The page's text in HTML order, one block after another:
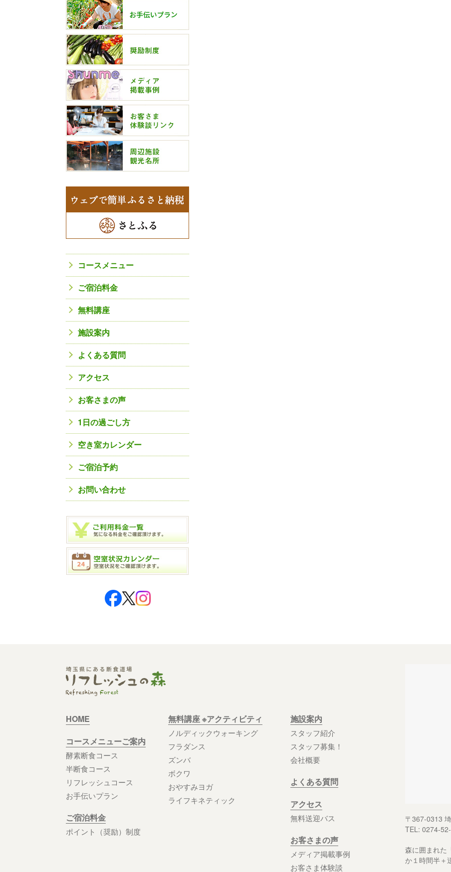
コースメニュー
ご宿泊料金
無料講座
施設案内
よくある質問
アクセス
お客さまの声
1日の過ごし方
空き室カレンダー
ご宿泊予約
お問い合わせ
HOME
コースメニューご案内
酵素断食コース
半断食コース
リフレッシュコース
お手伝いプラン
ご宿泊料金
ポイント（奨励）制度
無料講座 ※アクティビティ
ノルディックウォーキング
フラダンス
ズンバ
ボクワ
おやすみヨガ
ライフキネティック
施設案内
スタッフ紹介
スタッフ募集！
会社概要
よくある質問
アクセス
無料送迎バス
お客さまの声
メディア掲載事例
お客さま体験談
〒367-0313
TEL: 0274-
森に囲まれた
か１時間半＋